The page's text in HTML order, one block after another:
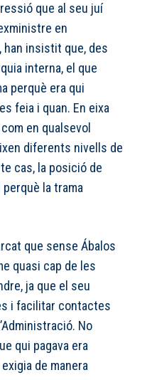
que al seu juí
en
han insistit que, des
interna, el que
perquè era qui
feia i quan. En eixa
en qualsevol
diferents nivells de
cas, la posició de
perquè la trama
que sense Ábalos
quasi cap de les
ja que el seu
i facilitar contactes
No
qui pagava era
de manera